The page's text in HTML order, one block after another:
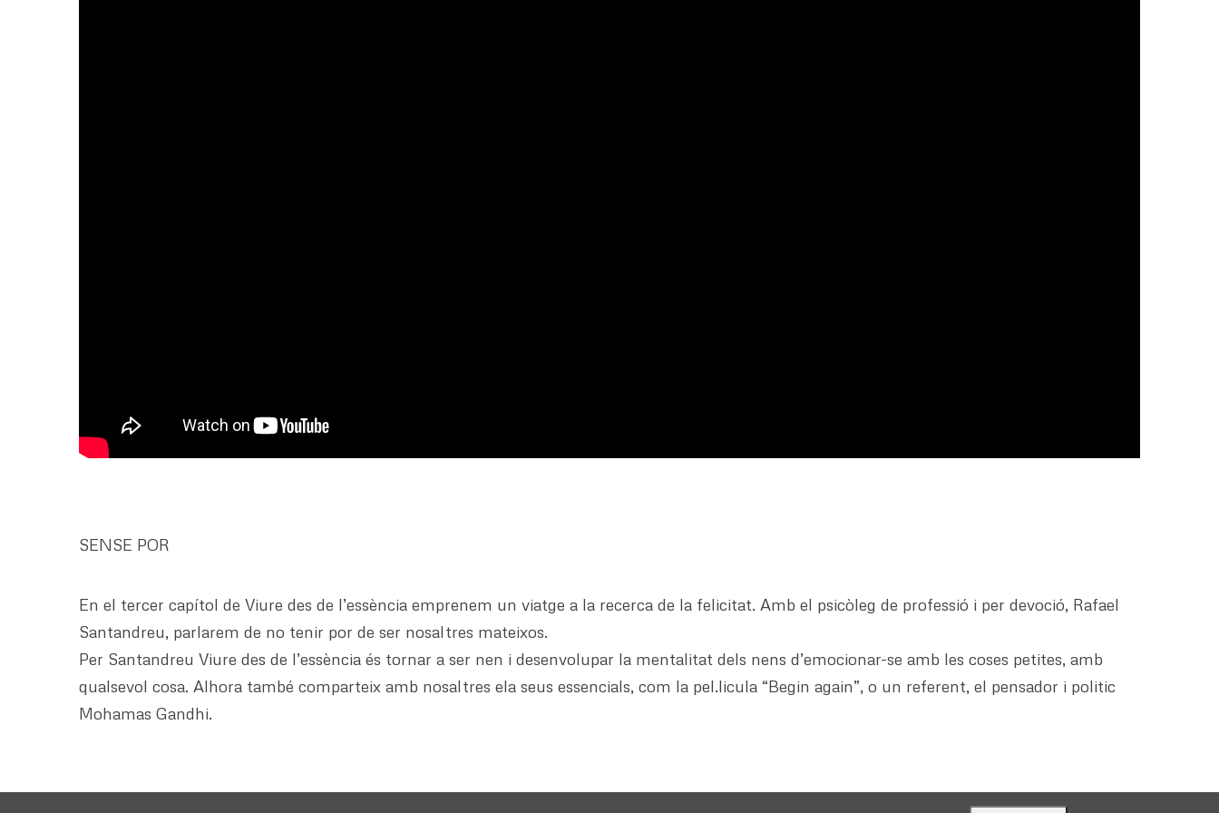
SENSE POR
En el tercer capítol de Viure des de l’essència emprenem un viatge a la recerca de la felicitat. Amb el psicòleg de professió i per devoció, Rafael
Santandreu, parlarem de no tenir por de ser nosaltres mateixos.
Per Santandreu Viure des de l’essència és tornar a ser nen i desenvolupar la mentalitat dels nens d’emocionar-se amb les coses petites, amb
qualsevol cosa. Alhora també comparteix amb nosaltres ela seus essencials, com la pel.licula “Begin again”, o un referent, el pensador i politic
Mohamas Gandhi.